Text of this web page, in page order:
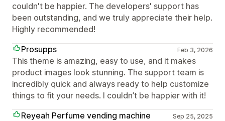
couldn't be happier. The developers' support has
been outstanding, and we truly appreciate their help.
Highly recommended!
Prosupps
Feb 3, 2026
This theme is amazing, easy to use, and it makes
product images look stunning. The support team is
incredibly quick and always ready to help customize
things to fit your needs. I couldn’t be happier with it!
Reyeah Perfume vending machine
Sep 25, 2025